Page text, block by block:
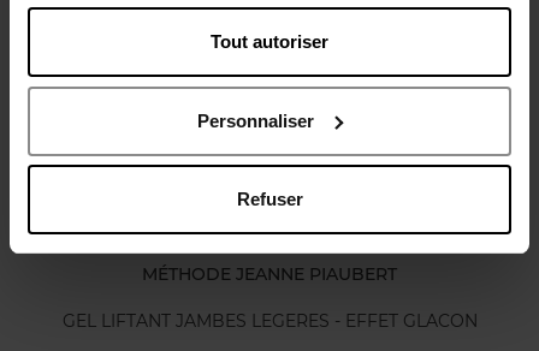
Tout autoriser
Personnaliser
Refuser
Vous aimerez peut-être
MÉTHODE JEANNE PIAUBERT
GEL LIFTANT JAMBES LEGERES - EFFET GLACON